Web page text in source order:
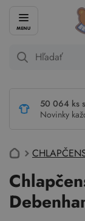
50 064 ks
Novinky